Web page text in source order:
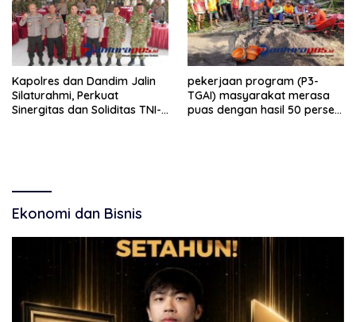
Kapolres dan Dandim Jalin
Silaturahmi, Perkuat
Sinergitas dan Soliditas TNI-
pekerjaan program (P3-
TGAI) masyarakat merasa
puas dengan hasil 50 persen
Ekonomi dan Bisnis